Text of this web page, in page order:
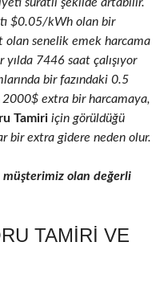
$0.05/kWh olan bir
senelik emek harcama
yılda 7446 saat çalışıyor
bir fazındaki 0.5
2000$ extra bir harcamaya,
Tamiri için görüldüğü
bir extra gidere neden olur.
müşterimiz olan değerli
TAMIRI VE